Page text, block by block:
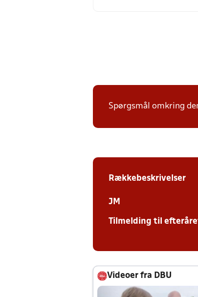
Spørgsmål omkring
Rækkebeskrivelser
JM
Tilmelding til
Videoer fra DBU